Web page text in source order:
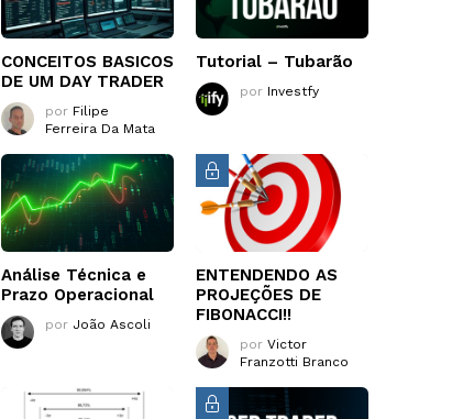
CONCEITOS BASICOS
DE UM DAY TRADER
por Filipe
Ferreira Da Mata
Tutorial – Tubarão
por Investfy
Análise Técnica e
Prazo Operacional
por João Ascoli
ENTENDENDO AS
PROJEÇÕES DE
FIBONACCI!!
por Victor
Franzotti Branco